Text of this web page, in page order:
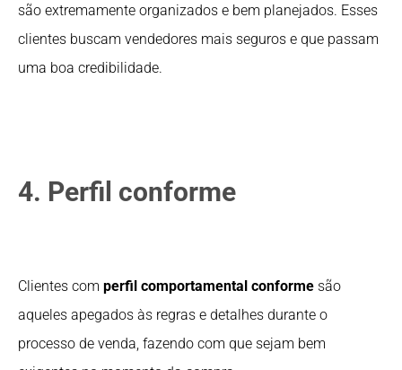
são extremamente organizados e bem planejados. Esses
clientes buscam vendedores mais seguros e que passam
uma boa credibilidade.
4. Perfil conforme
Clientes com perfil comportamental conforme são
aqueles apegados às regras e detalhes durante o
processo de venda, fazendo com que sejam bem